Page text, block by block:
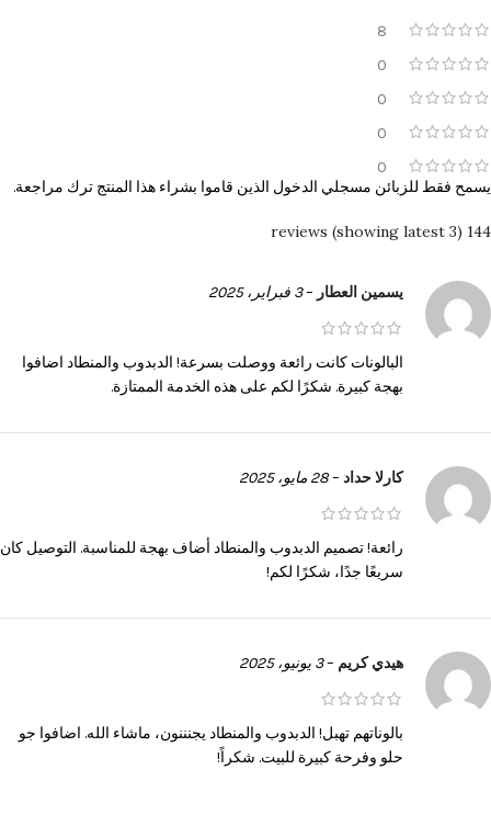
8
0
0
0
0
144 reviews (showing latest 3)
يسمين العطار –3 فبراير، 2025
البالونات كانت رائعة ووصلت بسرعة! الدبدوب والمنطاد اضافوا
بهجة كبيرة. شكرًا لكم على هذه الخدمة الممتازة.
كارلا حداد –28 مايو، 2025
رائعة! تصميم الدبدوب والمنطاد أضاف بهجة للمناسبة. التوصيل كان
سريعًا جدًا، شكرًا لكم!
هيدي كريم –3 يونيو، 2025
بالوناتهم تهبل! الدبدوب والمنطاد يجنننون، ماشاء الله. اضافوا جو
حلو وفرحة كبيرة للبيت. شكراً!
يسمح فقط للزبائن مسجلي الدخول الذين قاموا بشراء هذا المنتج ترك مراجعة.